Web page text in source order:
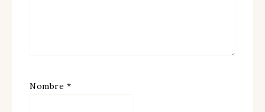
Nombre *